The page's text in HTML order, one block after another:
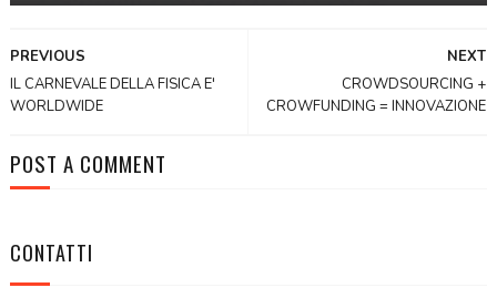
NEXT
CROWDSOURCING +
CROWFUNDING = INNOVAZIONE
PREVIOUS
IL CARNEVALE DELLA FISICA E'
WORLDWIDE
POST A COMMENT
CONTATTI